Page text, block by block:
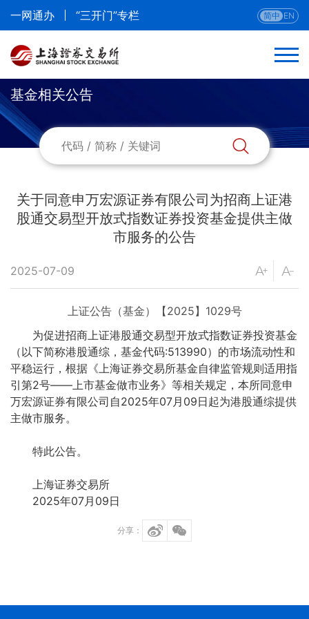
一网通办 “三开门”专栏 简中 EN
基金相关公告
关于同意申万宏源证券有限公司为招商上证港
股通交易型开放式指数证券投资基金提供主做
市服务的公告
2025-07-09
上证公告（基金）【2025】1029号
为促进招商上证港股通交易型开放式指数证券投资基金
（以下简称港股通综，基金代码:513990）的市场流动性和
平稳运行，根据《上海证券交易所基金自律监管规则适用指
引第2号——上市基金做市业务》等相关规定，本所同意申
万宏源证券有限公司自2025年07月09日起为港股通综提供
主做市服务。
特此公告。
上海证券交易所
2025年07月09日
分享：